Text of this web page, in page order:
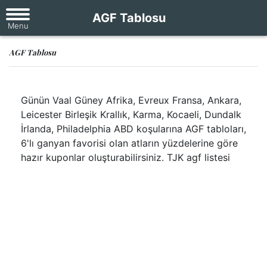
AGF Tablosu
AGF Tablosu
Günün Vaal Güney Afrika, Evreux Fransa, Ankara,
Leicester Birleşik Krallık, Karma, Kocaeli, Dundalk
İrlanda, Philadelphia ABD koşularına AGF tabloları,
6'lı ganyan favorisi olan atların yüzdelerine göre
hazır kuponlar oluşturabilirsiniz. TJK agf listesi